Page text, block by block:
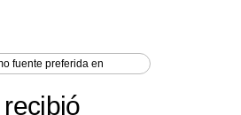
fuente preferida en